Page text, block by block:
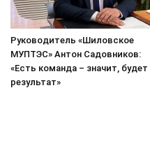
Руководитель «Шиловское
МУПТЭС» Антон Садовников:
«Есть команда – значит, будет
результат»